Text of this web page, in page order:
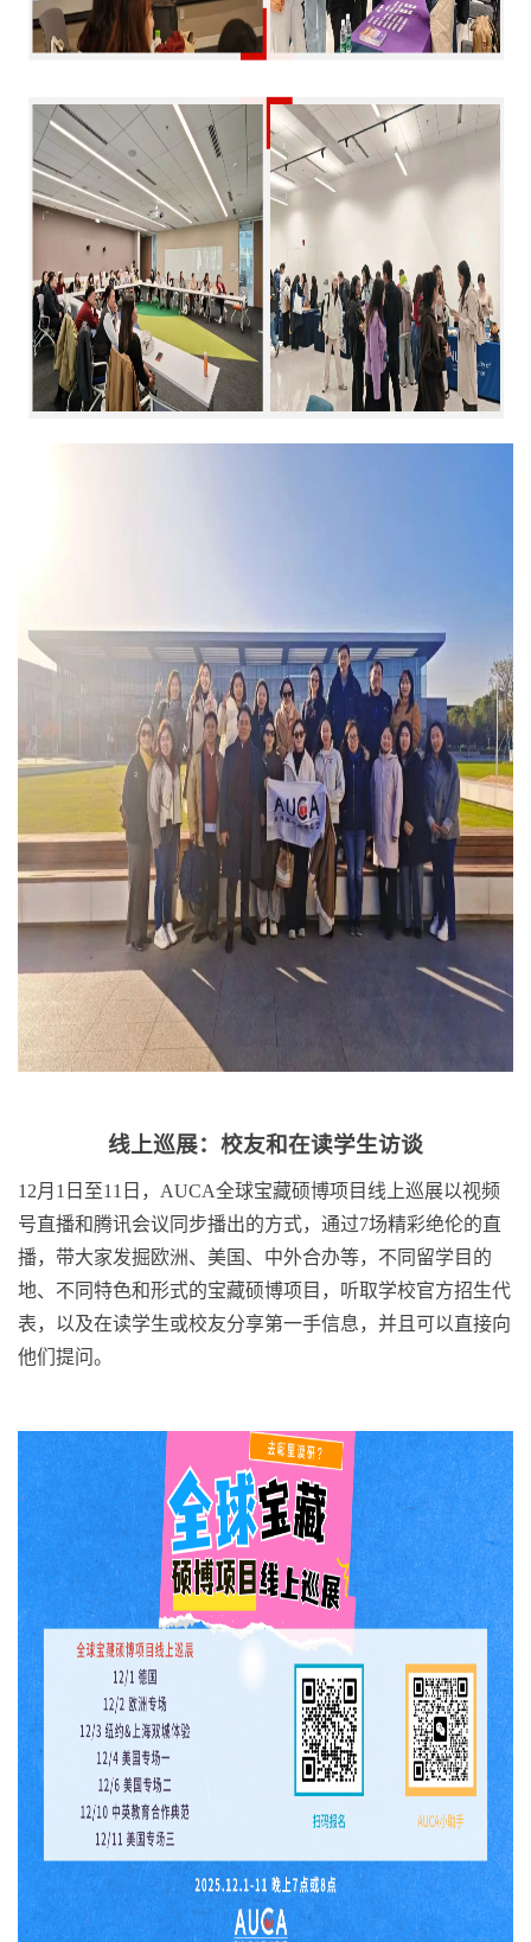
线上巡展：校友和在读学生访谈
12月1日至11日，AUCA全球宝藏硕博项目线上巡展以视频
号直播和腾讯会议同步播出的方式，通过7场精彩绝伦的直
播，带大家发掘欧洲、美国、中外合办等，不同留学目的
地、不同特色和形式的宝藏硕博项目，听取学校官方招生代
表，以及在读学生或校友分享第一手信息，并且可以直接向
他们提问。